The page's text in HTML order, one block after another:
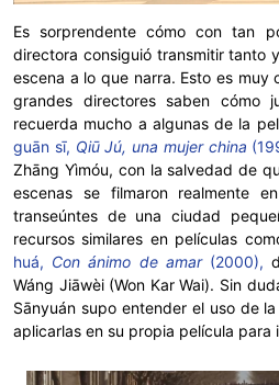
Es sorprendente cómo con tan
directora consiguió transmitir tanto
escena a lo que narra. Esto es muy
grandes directores saben cómo
recuerda mucho a algunas de la
guān sī, Qiū Jú, una mujer china
Zhāng Yìmóu, con la salvedad de
escenas se filmaron realmente
transeúntes de una ciudad
recursos similares en películas
huá, Con ánimo de amar (2000),
Wáng Jiāwèi (Won Kar Wai). Sin
Sānyuán supo entender el uso de
aplicarlas en su propia película para